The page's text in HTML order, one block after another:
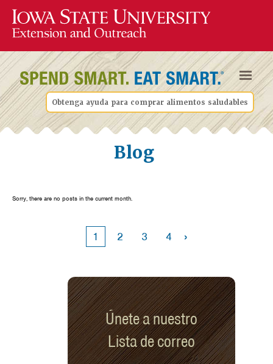
Obtenga ayuda para comprar alimentos saludables
Blog
Sorry, there are no posts in the current month.
1 2 3 4 ›
Únete a nuestro
Lista de correo